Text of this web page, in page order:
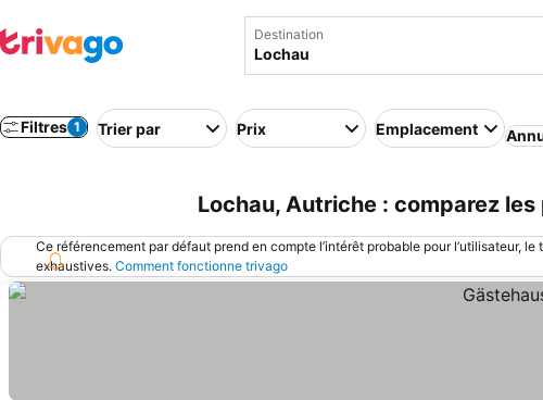
Destination
Filtres 1 Trier par Prix Emplacement
Lochau, Autriche : comparez
Ce référencement par défaut prend en compte l’intérêt probable pour l’utilisateur,
exhaustives. Comment fonctionne trivago